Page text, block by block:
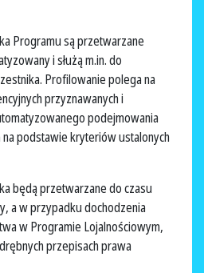
Programu są przetwarzane
i służą m.in. do
Profilowanie polega na
przyznawanych i
podejmowania
podstawie kryteriów ustalonych
będą przetwarzane do czasu
a w przypadku dochodzenia
w Programie Lojalnościowym,
przepisach prawa